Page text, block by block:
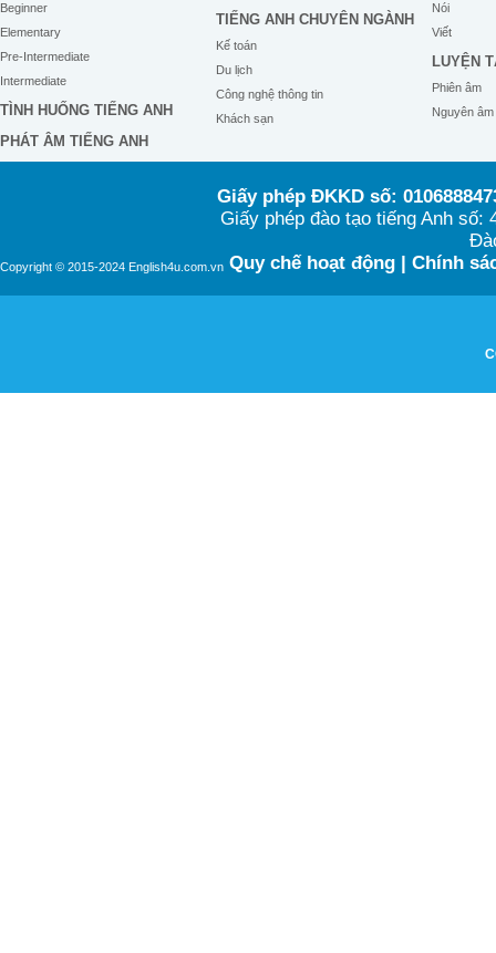
Beginner
Elementary
Pre-Intermediate
Intermediate
TÌNH HUỐNG TIẾNG ANH
PHÁT ÂM TIẾNG ANH
TIẾNG ANH CHUYÊN NGÀNH
Kế toán
Du lịch
Công nghệ thông tin
Khách sạn
Nói
Viết
LUYỆN
Phiên âm
Nguyên âm
Copyright © 2015-2024 English4u.com.vn
Giấy phép ĐKKD số:
Giấy phép đào tạo tiếng Anh
Quy chế hoạt động| Chính